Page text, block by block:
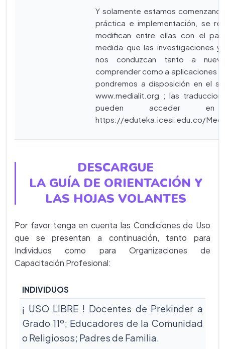
Y solamente estamos
práctica e implementación, se
modifican entre ellas con el
medida que las investigaciones y
nos conduzcan tanto a
comprender como a aplicaciones
pondremos a disposición en el
www.medialit.org ; las
pueden acceder
https://eduteka.icesi.edu.co/
DESCARGUE
LA GUÍA DE ORIENTACIÓN Y
LAS HOJAS VOLANTES
Por favor tenga en cuenta las Condiciones de Uso
que se presentan a continuación, tanto para
Individuos como para Organizaciones de
Capacitación Profesional:
INDIVIDUOS
¡ USO LIBRE ! Docentes de Prekinder a
Grado 11º; Educadores de la Comunidad
o Religiosos; Padres de Familia.